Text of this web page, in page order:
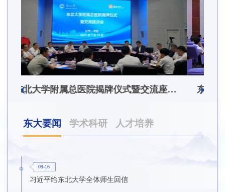
东北大学附属总医院揭牌仪式暨交流座谈会举行 东北大学举办树立和践行正确政绩观学习教育培训班
东大要闻 学术科研 人才培养
09-16
习近平给东北大学全体师生回信